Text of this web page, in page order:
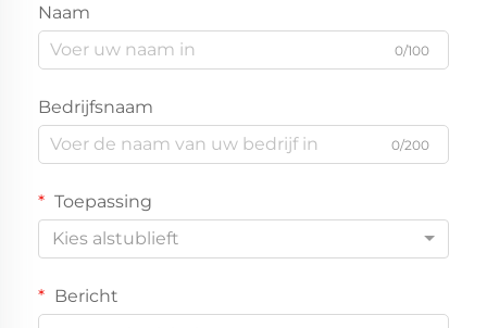
Naam
0/100
Bedrijfsnaam
0/200
Toepassing
Kies alstublieft
Bericht